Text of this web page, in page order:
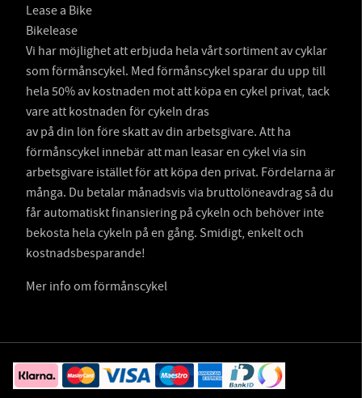
Lease a Bike
Bikelease
Vi har möjlighet att erbjuda hela vårt sortiment av cyklar
som förmånscykel. Med förmånscykel sparar du upp till
hela 50% av kostnaden mot att köpa en cykel privat, tack
vare att kostnaden för cykeln dras
av på din lön före skatt av din arbetsgivare. Att ha
förmånscykel innebär att man leasar en cykel via sin
arbetsgivare istället för att köpa den privat. Fördelarna är
många. Du betalar månadsvis via bruttolöneavdrag så du
får automatiskt finansiering på cykeln och behöver inte
bekosta hela cykeln på en gång. Smidigt, enkelt och
kostnadsbesparande!
Mer info om förmånscykel